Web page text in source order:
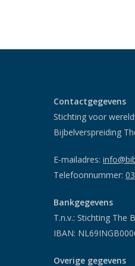
Contactgegevens
Stichting voor
Bijbelverspreiding
E-mailadres:
Telefoonnummer:
Bankgegevens
T.n.v.: Stichting The
IBAN:
Overige gegevens